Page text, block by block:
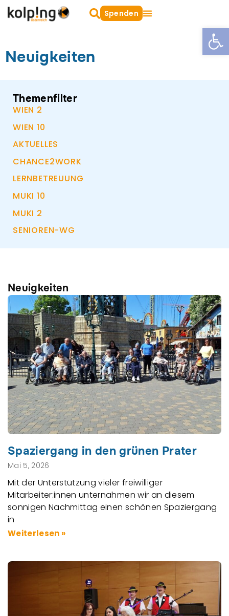
Zum
Inhalt
Suche
oeffnen
Spenden
Neuigkeiten
Themenfilter
WIEN 2
WIEN 10
AKTUELLES
CHANCE2WORK
LERNBETREUUNG
MUKI 10
MUKI 2
SENIOREN-WG
Neuigkeiten
Spaziergang in den grünen Prater
Mai 5, 2026
Mit der Unterstützung vieler freiwilliger
Mitarbeiter:innen unternahmen wir an diesem
sonnigen Nachmittag einen schönen Spaziergang
in
Weiterlesen »
Seite
SeiteSeite